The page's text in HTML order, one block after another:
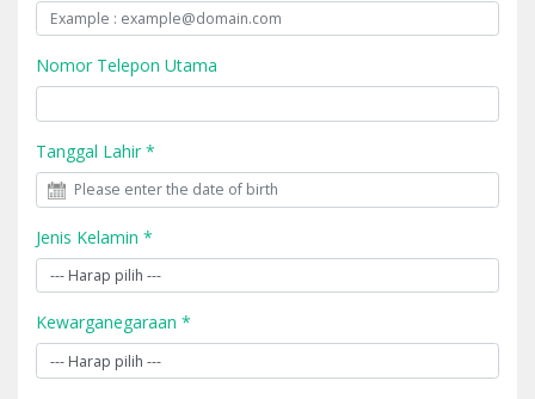
Nomor Telepon Utama
Tanggal Lahir *
Jenis Kelamin *
Kewarganegaraan *